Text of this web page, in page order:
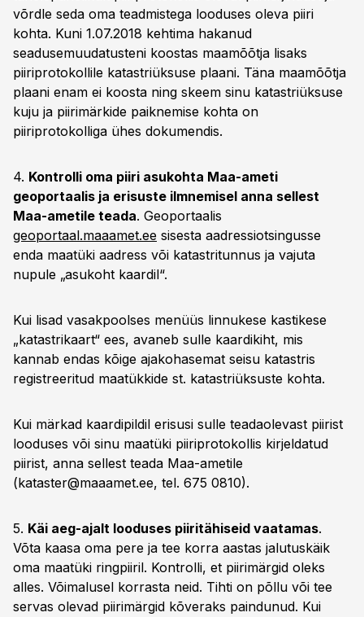
võrdle seda oma teadmistega looduses oleva piiri
kohta. Kuni 1.07.2018 kehtima hakanud
seadusemuudatusteni koostas maamõõtja lisaks
piiriprotokollile katastriüksuse plaani. Täna maamõõtja
plaani enam ei koosta ning skeem sinu katastriüksuse
kuju ja piirimärkide paiknemise kohta on
piiriprotokolliga ühes dokumendis.
4. Kontrolli oma piiri asukohta Maa-ameti
geoportaalis ja erisuste ilmnemisel anna sellest
Maa-ametile teada. Geoportaalis
geoportaal.maaamet.ee sisesta aadressiotsingusse
enda maatüki aadress või katastritunnus ja vajuta
nupule „asukoht kaardil“.
Kui lisad vasakpoolses menüüs linnukese kastikese
„katastrikaart“ ees, avaneb sulle kaardikiht, mis
kannab endas kõige ajakohasemat seisu katastris
registreeritud maatükkide st. katastriüksuste kohta.
Kui märkad kaardipildil erisusi sulle teadaolevast piirist
looduses või sinu maatüki piiriprotokollis kirjeldatud
piirist, anna sellest teada Maa-ametile
(kataster@maaamet.ee, tel. 675 0810).
5. Käi aeg-ajalt looduses piiritähiseid vaatamas.
Võta kaasa oma pere ja tee korra aastas jalutuskäik
oma maatüki ringpiiril. Kontrolli, et piirimärgid oleks
alles. Võimalusel korrasta neid. Tihti on põllu või tee
servas olevad piirimärgid kõveraks paindunud. Kui